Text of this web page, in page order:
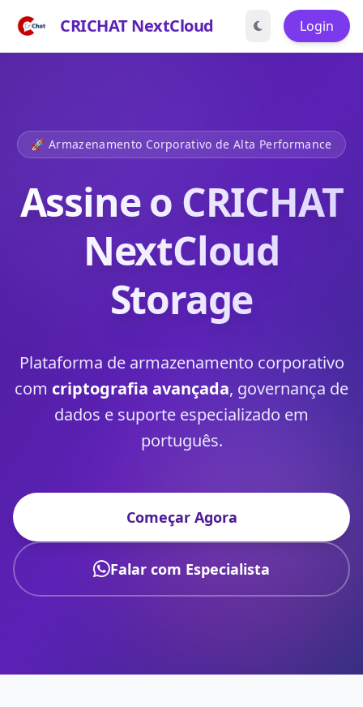
CRICHAT NextCloud Login
🚀 Armazenamento Corporativo de Alta Performance
Assine o CRICHAT
NextCloud
Storage
Plataforma de armazenamento corporativo
com criptografia avançada, governança de
dados e suporte especializado em
português.
Começar Agora
Falar com Especialista